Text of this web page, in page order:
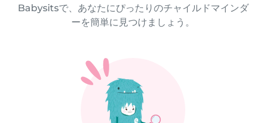
Babysitsで、あなたにぴったりのチャイルドマインダ
ーを簡単に見つけましょう。